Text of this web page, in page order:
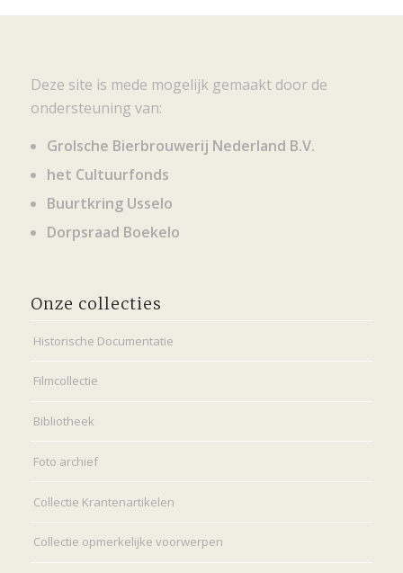
Deze site is mede mogelijk gemaakt door de
ondersteuning van:
Grolsche Bierbrouwerij Nederland B.V.
het Cultuurfonds
Buurtkring Usselo
Dorpsraad Boekelo
Onze collecties
Historische Documentatie
Filmcollectie
Bibliotheek
Foto archief
Collectie Krantenartikelen
Collectie opmerkelijke voorwerpen